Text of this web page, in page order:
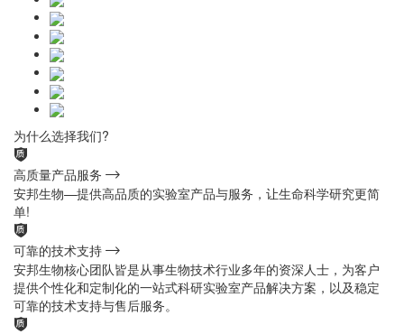
为什么选择我们?
高质量产品服务
安邦生物—提供高品质的实验室产品与服务，让生命科学研究更简
单!
可靠的技术支持
安邦生物核心团队皆是从事生物技术行业多年的资深人士，为客户
提供个性化和定制化的一站式科研实验室产品解决方案，以及稳定
可靠的技术支持与售后服务。